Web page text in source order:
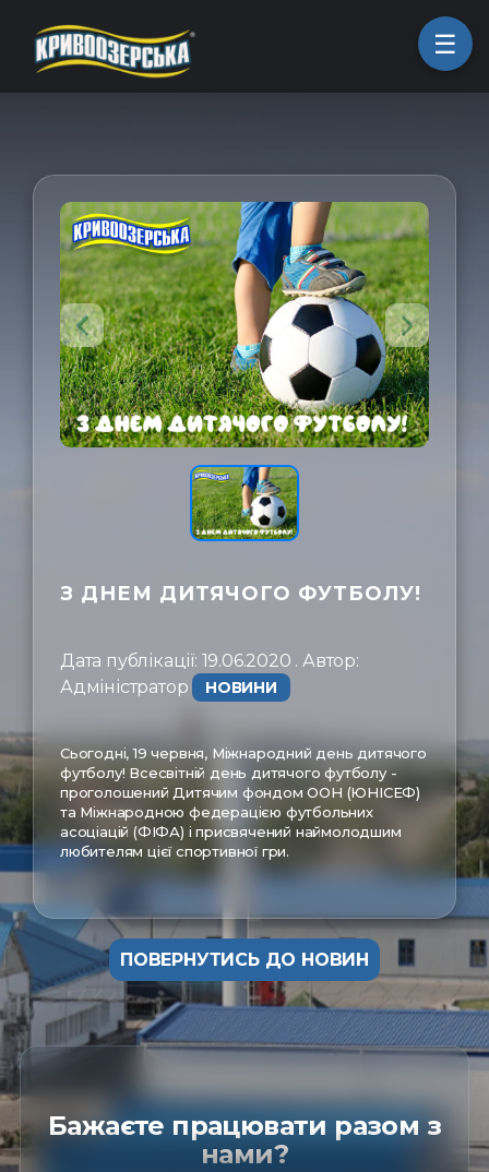
ㅤПродукція
ㅤПро компанію
ㅤКоманда
З ДНЕМ ДИТЯЧОГО ФУТБОЛУ!
Дата публікації: 19.06.2020 . Автор:
Адміністратор ㅤ
НОВИНИ
Сьогодні, 19 червня, Міжнародний день дитячого
футболу! Всесвітній день дитячого футболу -
проголошений Дитячим фондом ООН (ЮНІСЕФ)
та Міжнародною федерацією футбольних
асоціацій (ФІФА) і присвячений наймолодшим
любителям цієї спортивної гри.
ПОВЕРНУТИСЬ ДО НОВИН
Бажаєте працювати разом з
нами?